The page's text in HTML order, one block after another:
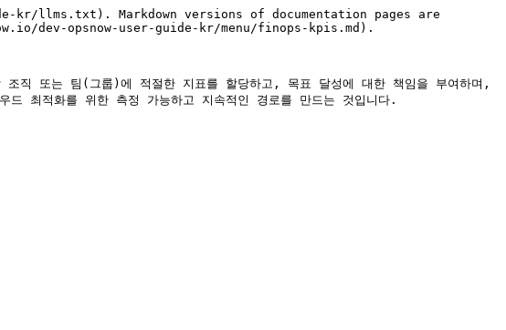
kr/llms.txt). Markdown versions of documentation pages are
dev-opsnow-user-guide-kr/menu/finops-kpis.md).
직 또는 팀(그룹)에 적절한 지표를 할당하고, 목표 달성에 대한 책임을 부여하며,
최적화를 위한 측정 가능하고 지속적인 경로를 만드는 것입니다.